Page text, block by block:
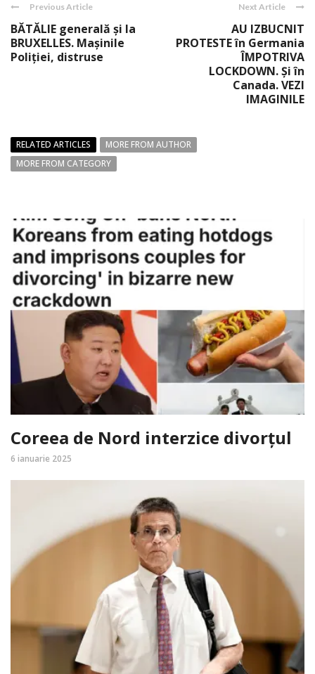
Previous Article
BĂTĂLIE generală şi la
BRUXELLES. Maşinile
Poliţiei, distruse
Next Article
AU IZBUCNIT
PROTESTE în Germania
ÎMPOTRIVA
LOCKDOWN. Şi în
Canada. VEZI
IMAGINILE
RELATED ARTICLES
MORE FROM AUTHOR
MORE FROM CATEGORY
Coreea de Nord interzice divorțul
6 ianuarie 2025